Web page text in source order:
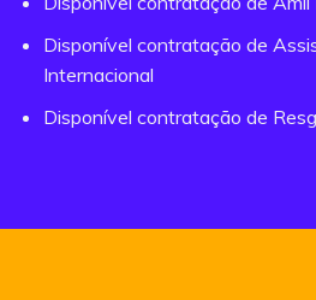
Disponível contratação de
Internacional
Disponível contratação de